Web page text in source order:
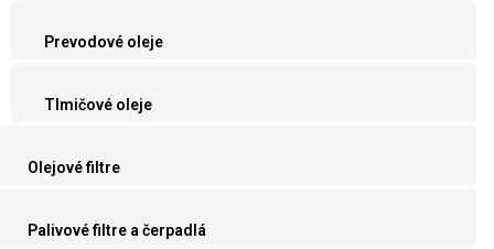
Prevodové oleje
Tlmičové oleje
Olejové filtre
Palivové filtre a čerpadlá